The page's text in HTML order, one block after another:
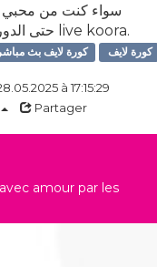
سواء كنت من محبي
حتى الدوري السعودي، ستجد كل ما تبحث عنه في live koora.
كورة لايف كورة لايف بث مباشر
à 17:15:29
Partager
amour par les